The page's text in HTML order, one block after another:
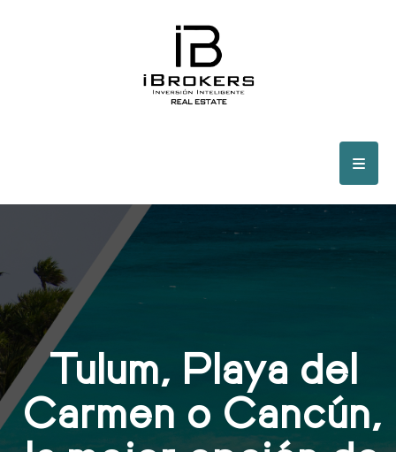
Tulum, Playa del
Carmen o Cancún,